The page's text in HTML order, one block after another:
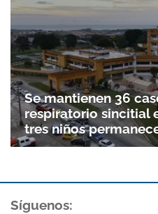
Se mantienen 36
respiratorio sincitial
tres niños
Síguenos: